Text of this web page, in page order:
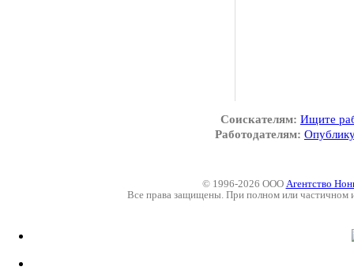
Соискателям: Ищите
Работодателям:
© 1996-2026 ООО Агентство
Все права защищены. При полном или частичном